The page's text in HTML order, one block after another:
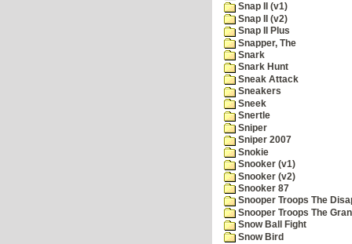
Snap II (v1)
Snap II (v2)
Snap II Plus
Snapper, The
Snark
Snark Hunt
Sneak Attack
Sneakers
Sneek
Snertle
Sniper
Sniper 2007
Snokie
Snooker (v1)
Snooker (v2)
Snooker 87
Snooper Troops The
Snooper Troops The
Snow Ball Fight
Snow Bird